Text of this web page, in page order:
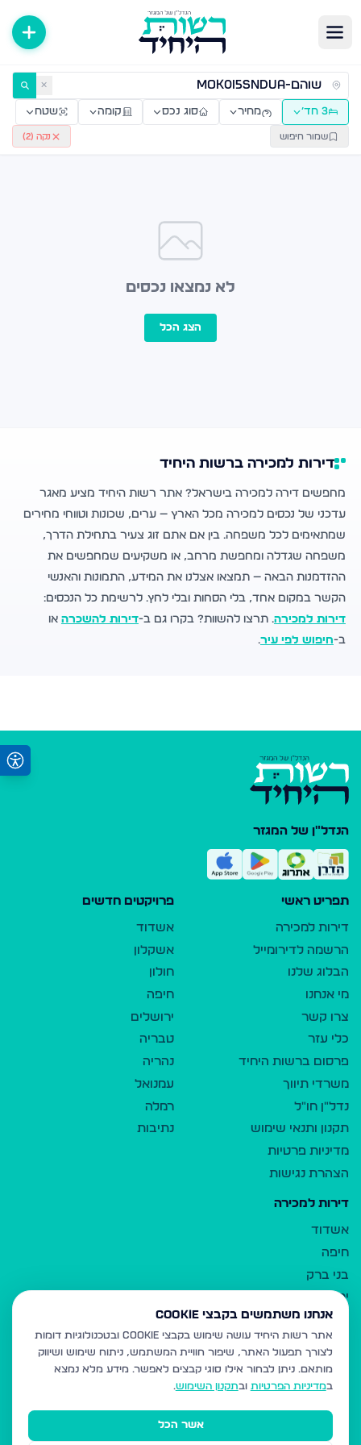
דירות למכירה ולהשכרה — רשות היחיד ✕
3 חד׳ מחיר סוג נכס קומה שטח
שמור חיפוש נקה (2
)
לא נמצאו נכסים
הצג הכל
דירות למכירה ברשות היחיד
מחפשים דירה למכירה בישראל? אתר רשות היחיד מציע מאגר
עדכני של נכסים למכירה מכל הארץ — ערים, שכונות וטווחי מחירים
שמתאימים לכל משפחה. בין אם אתם זוג צעיר בתחילת הדרך,
משפחה שגדלה ומחפשת מרחב, או משקיעים שמחפשים את
ההזדמנות הבאה — תמצאו אצלנו את המידע, התמונות והאנשי
הקשר במקום אחד, בלי הסחות ובלי לחץ. לרשימת כל הנכסים:
דירות למכירה. תרצו להשוות? בקרו גם ב-דירות להשכרה או
ב-חיפוש לפי עיר.
הנדל"ן של המגזר
תפריט ראשי
דירות למכירה
הרשמה לדירומייל
הבלוג שלנו
מי אנחנו
צרו קשר
כלי עזר
פרסום ברשות היחיד
משרדי תיווך
נדל"ן חו"ל
תקנון ותנאי שימוש
מדיניות פרטיות
הצהרת נגישות
פרויקטים חדשים
אשדוד
אשקלון
חולון
חיפה
ירושלים
טבריה
נהריה
עמנואל
רמלה
נתיבות
דירות למכירה
אשדוד
חיפה
בני ברק
ירושלים
אלעד
גבעת זאב
בית שמש
רכסים
מודיעין עילית
אנחנו משתמשים בקבצי Cookie
אתר רשות היחיד עושה שימוש בקבצי Cookie ובטכנולוגיות דומות
לצורך תפעול האתר, שיפור חוויית המשתמש, ניתוח שימוש ושיווק
מותאם. ניתן לבחור אילו סוגי קבצים לאפשר. מידע מלא נמצא
במדיניות הפרטיות ובתקנון השימוש.
אשר הכל